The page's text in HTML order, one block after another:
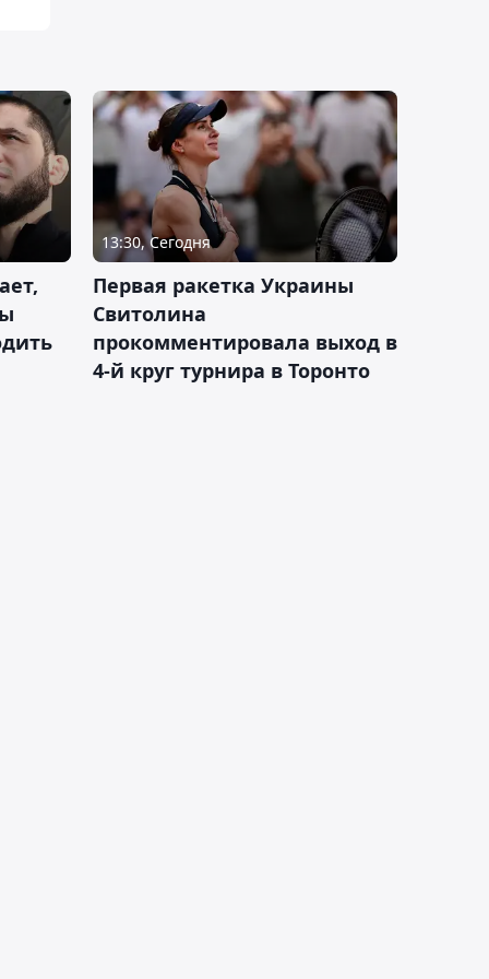
13:30, Сегодня
Первая ракетка Украины
Свитолина
прокомментировала выход в
4-й круг турнира в Торонто